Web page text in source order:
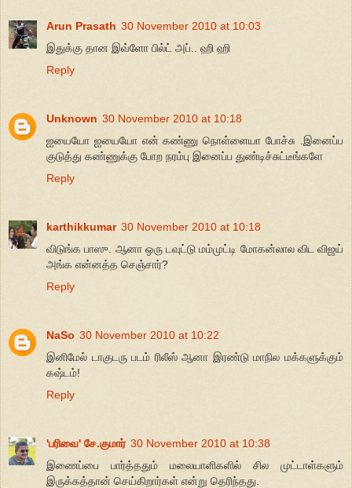
Arun Prasath 30 November 2010 at 10:03
இதுக்கு தான இவ்ளோ பில்ட் அப்.. ஹி ஹி
Reply
Unknown 30 November 2010 at 10:18
ஐயையோ ஐயையோ என் கண்ணு நொள்ளையா போச்சு .இனைப்ப
குடுத்து கண்ணுக்கு போற நரம்பு இனைப்ப துண்டிச்சுட்டீங்களே
Reply
karthikkumar 30 November 2010 at 10:18
விடுங்க பாஸு. ஆனா ஒரு டவுட்டு மம்முட்டி மோகன்லால விட விஜய்
அங்க என்னத்த செஞ்சார்?
Reply
NaSo 30 November 2010 at 10:22
இனிமேல் டாகுடரு படம் ரிலீஸ் ஆனா இரண்டு மாநில மக்களுக்கும்
கஷ்டம்!
Reply
'பரிவை' சே.குமார் 30 November 2010 at 10:38
இணைப்பை பார்த்ததும் மலையாளிகளில் சில முட்டாள்களும்
இருக்கத்தான் செய்கிறார்கள் என்று தெரிந்தது.